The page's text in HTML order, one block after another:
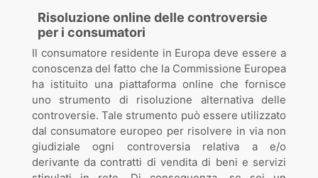
Risoluzione online delle controversie
per i consumatori
Il consumatore residente in Europa deve essere a
conoscenza del fatto che la Commissione Europea
ha istituito una piattaforma online che fornisce
uno strumento di risoluzione alternativa delle
controversie. Tale strumento può essere utilizzato
dal consumatore europeo per risolvere in via non
giudiziale ogni controversia relativa a e/o
derivante da contratti di vendita di beni e servizi